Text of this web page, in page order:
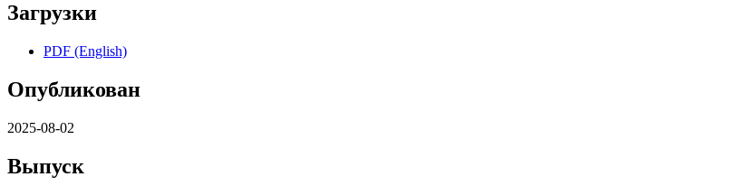
Загрузки
PDF (English)
Опубликован
2025-08-02
Выпуск